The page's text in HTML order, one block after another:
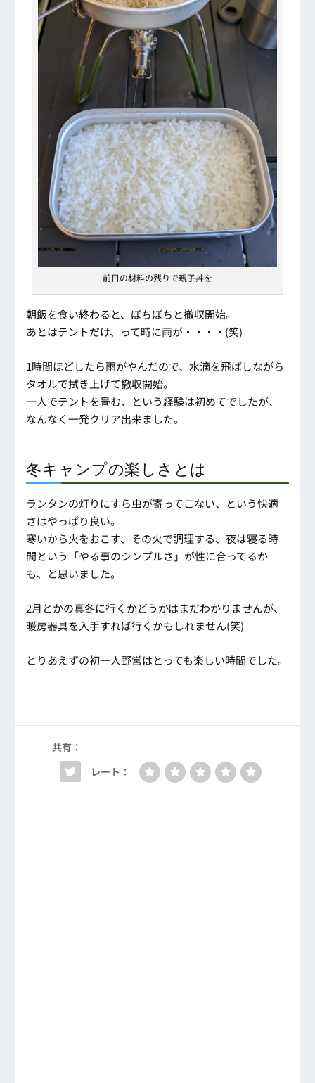
前日の材料の残りで親子丼を
朝飯を食い終わると、ぼちぼちと撤収開始。
あとはテントだけ、って時に雨が・・・・(笑)
1時間ほどしたら雨がやんだので、水滴を飛ばしながら
タオルで拭き上げて撤収開始。
一人でテントを畳む、という経験は初めてでしたが、
なんなく一発クリア出来ました。
冬キャンプの楽しさとは
ランタンの灯りにすら虫が寄ってこない、という快適
さはやっぱり良い。
寒いから火をおこす、その火で調理する、夜は寝る時
間という「やる事のシンプルさ」が性に合ってるか
も、と思いました。
2月とかの真冬に行くかどうかはまだわかりませんが、
暖房器具を入手すれば行くかもしれません(笑)
とりあえずの初一人野営はとっても楽しい時間でした。
共有：
レート：